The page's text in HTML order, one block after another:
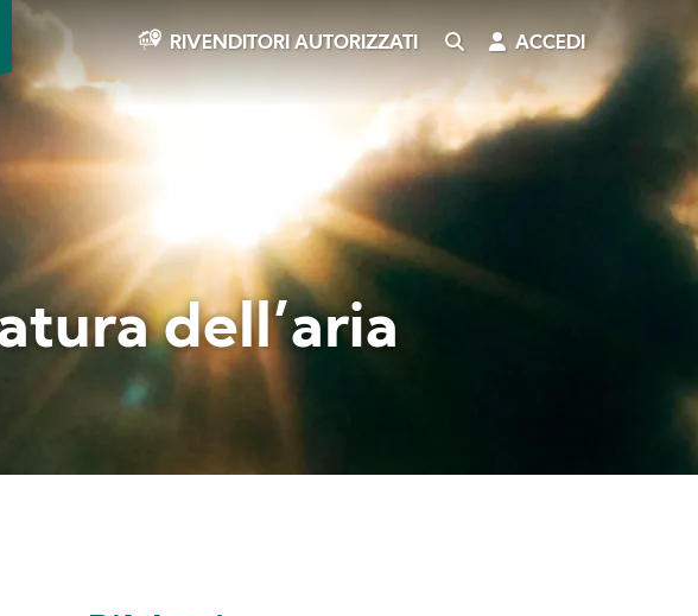
RIVENDITORI AUTORIZZATI CERCAACCEDI
dell’aria